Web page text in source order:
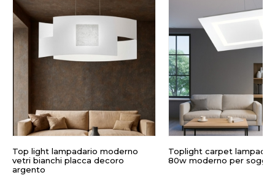
Top light lampadario moderno
vetri bianchi placca decoro
argento
Toplight carpet
80w moderno per